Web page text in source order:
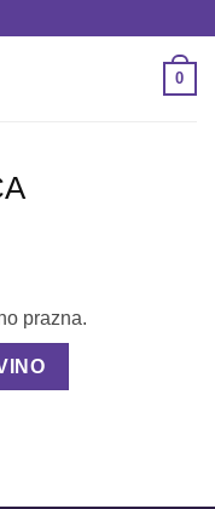
0
prazna.